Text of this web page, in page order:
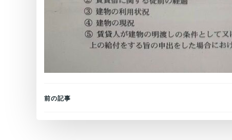
Post
navigation
前の記事